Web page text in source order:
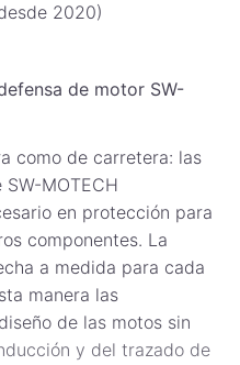
2020)
de motor SW-
como de carretera: las
MOTECH
en protección para
componentes. La
a medida para cada
manera las
de las motos sin
y del trazado de